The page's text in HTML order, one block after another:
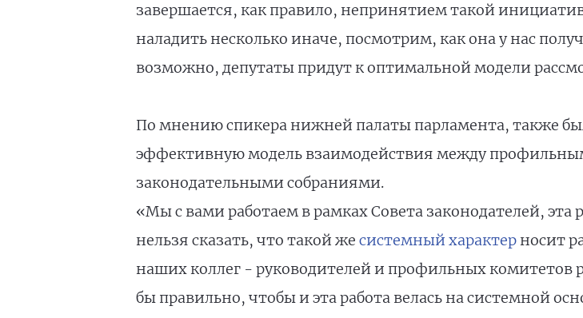
завершается, как правило, непринятием такой
наладить несколько иначе, посмотрим, как она у нас
возможно, депутаты придут к оптимальной модели
По мнению спикера нижней палаты парламента, также
эффективную модель взаимодействия между
законодательными собраниями.
«Мы с вами работаем в рамках Совета законодателей,
нельзя сказать, что такой же системный характерносит
наших коллег - руководителей и профильных комитетов
бы правильно, чтобы и эта работа велась на системной